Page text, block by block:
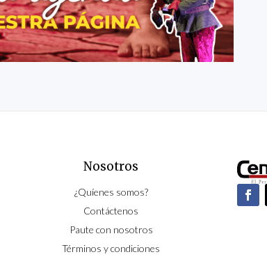
Nosotros
¿Quíenes somos?
Contáctenos
Paute con nosotros
Términos y condiciones